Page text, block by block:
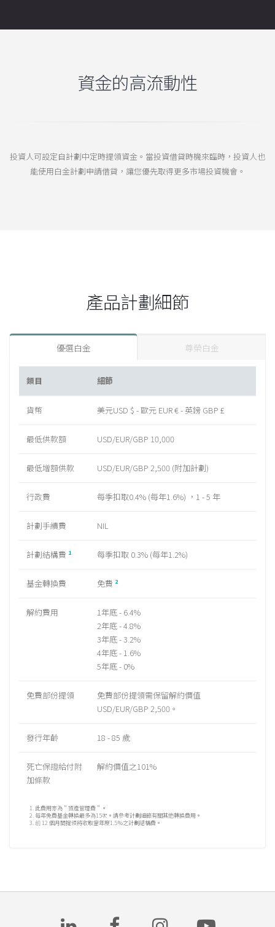
資金的高流動性
投資人可設定自計劃中定時提領資金。當投資借貸時機來臨時，投資人也
能使用白金計劃申請借貸，讓您優先取得更多市場投資機會。
產品計劃細節
優選白金 尊榮白金
類目 細節
貨幣 美元USD $ - 歐元 EUR € - 英鎊 GBP £
最低供款額 USD/EUR/GBP 10,000
最低增額供款 USD/EUR/GBP 2,500 (附加計劃)
行政費 每季扣取0.4% (每年1.6%) ，1 - 5 年
計劃手續費 NIL
計劃結構費 1 每季扣取 0.3% (每年1.2%)
基金轉換費 免費 2
解約費用
1年底 - 6.4%
2年底 - 4.8%
3年底 - 3.2%
4年底 - 1.6%
5年底 - 0%
免費部份提領
免費部份提領需保留解約價值
USD/EUR/GBP 2,500。
發行年齡 18 - 85 歲
死亡保證給付附
加條款
解約價值之101%
1. 此費用亦為＂資產管理費＂。
2. 每年免費基金轉換最多為15次。請參考計劃細節有關其他轉換費用。
3. 前 12 個月間提領將收取當年度1.5％之計劃結構費。